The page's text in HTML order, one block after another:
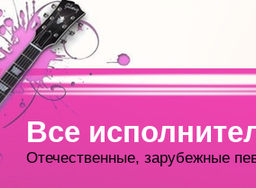
Все
Отечественные, зарубежные